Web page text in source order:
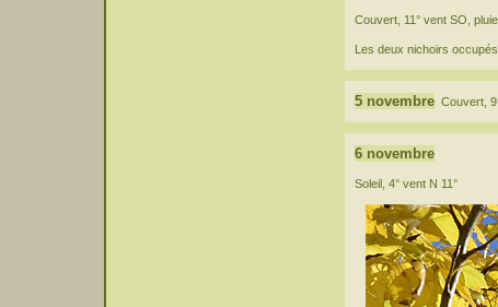
Couvert, 11° vent SO,
Les deux nichoirs occupés.
5 novembre Couvert,
6 novembre
Soleil, 4° vent N 11°